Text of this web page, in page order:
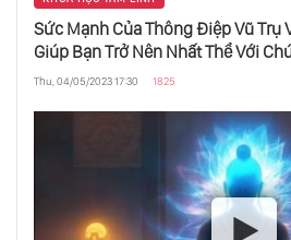
Mật Chú Là Gì?
Thao Túng Người
Học Từ Sự Lặp
Sức Mạnh Của Thông Điệp Vũ Trụ
Giúp Bạn Trở Nên Nhất Thể Với
Thu, 04/05/2023 17:30 1825